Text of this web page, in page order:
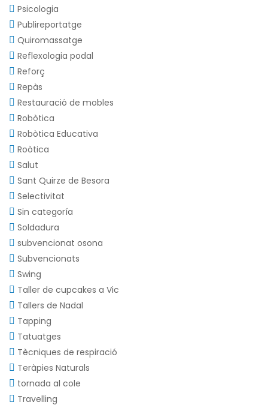
Psicologia
Publireportatge
Quiromassatge
Reflexologia podal
Reforç
Repàs
Restauració de mobles
Robòtica
Robòtica Educativa
Roòtica
Salut
Sant Quirze de Besora
Selectivitat
Sin categoría
Soldadura
subvencionat osona
Subvencionats
Swing
Taller de cupcakes a Vic
Tallers de Nadal
Tapping
Tatuatges
Tècniques de respiració
Teràpies Naturals
tornada al cole
Travelling